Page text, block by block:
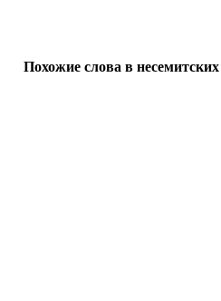
Похожие слова в